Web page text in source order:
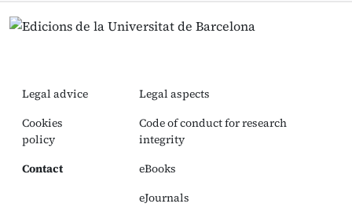
Legal advice
Cookies
policy
Contact
Legal aspects
Code of conduct for research
integrity
eBooks
eJournals